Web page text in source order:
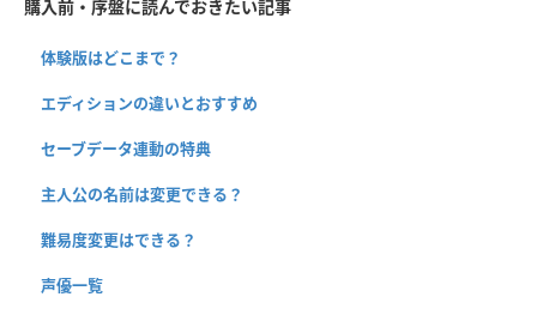
購入前・序盤に読んでおきたい記事
体験版はどこまで？
エディションの違いとおすすめ
セーブデータ連動の特典
主人公の名前は変更できる？
難易度変更はできる？
声優一覧